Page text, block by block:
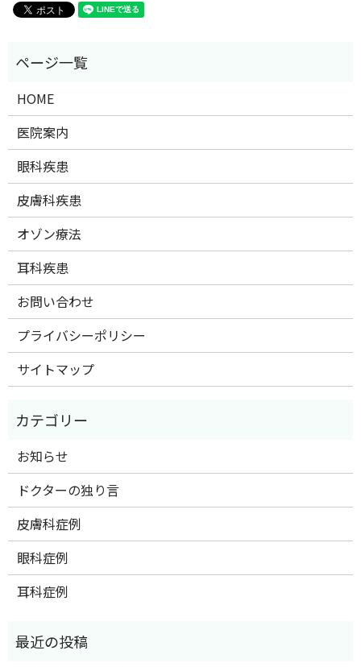
HOME
医院案内
眼科疾患
皮膚科疾患
オゾン療法
耳科疾患
お問い合わせ
プライバシーポリシー
サイトマップ
お知らせ
ドクターの独り言
皮膚科症例
眼科症例
耳科症例